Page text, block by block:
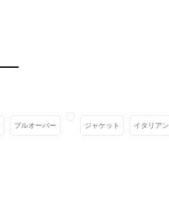
プルオーバー ジャケット イタリアン